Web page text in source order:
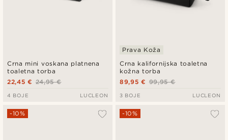
Crna mini voskana platnena
toaletna torba
24,95 €
22,45 €
4 BOJE LUCLEON
Crna kalifornijska toaletna
kožna torba
Prava Koža
99,95 €
89,95 €
3 BOJE LUCLEON
-10% -10%